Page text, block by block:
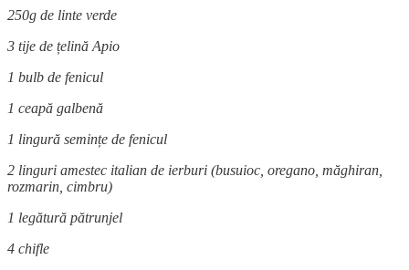
250g de linte verde
3 tije de țelină Apio
1 bulb de fenicul
1 ceapă galbenă
1 lingură semințe de fenicul
2 linguri amestec italian de ierburi (busuioc, oregano, măghiran,
rozmarin, cimbru)
1 legătură pătrunjel
4 chifle